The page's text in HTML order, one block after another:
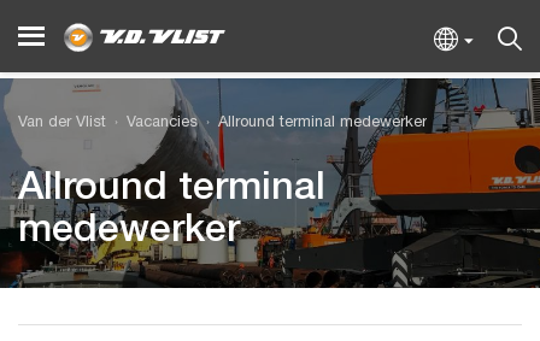
Van der Vlist Vacancies Allround terminal medewerker
Allround terminal
medewerker